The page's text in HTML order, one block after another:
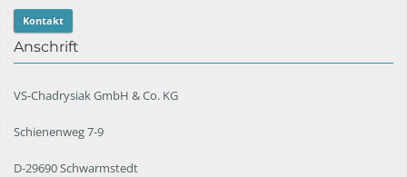
Kontakt
Anschrift
VS-Chadrysiak GmbH & Co. KG
Schienenweg 7-9
D-29690 Schwarmstedt